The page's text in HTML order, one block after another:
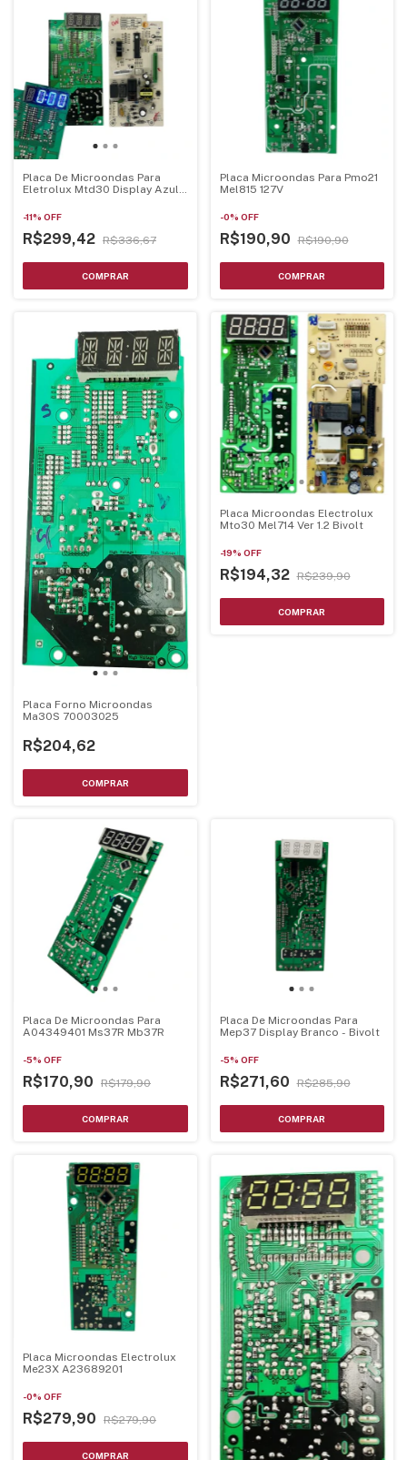
Placa De Microondas Para
Eletrolux Mtd30 Display Azul
-11% OFF
R$299,42 R$336,67
Placa Microondas Para Pmo21
Mel815 127V
-0% OFF
R$190,90 R$190,90
Placa Forno Microondas
Ma30S 70003025
R$204,62
Placa Microondas Electrolux
Mto30 Mel714 Ver 1.2 Bivolt
-19% OFF
R$194,32 R$239,90
Placa De Microondas Para
A04349401 Ms37R Mb37R
-5% OFF
R$170,90 R$179,90
Placa De Microondas Para
Mep37 Display Branco - Bivolt
-5% OFF
R$271,60 R$285,90
Placa Microondas Electrolux
Me23X A23689201
-0% OFF
R$279,90 R$279,90